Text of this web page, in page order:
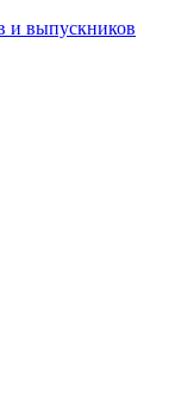
и выпускников